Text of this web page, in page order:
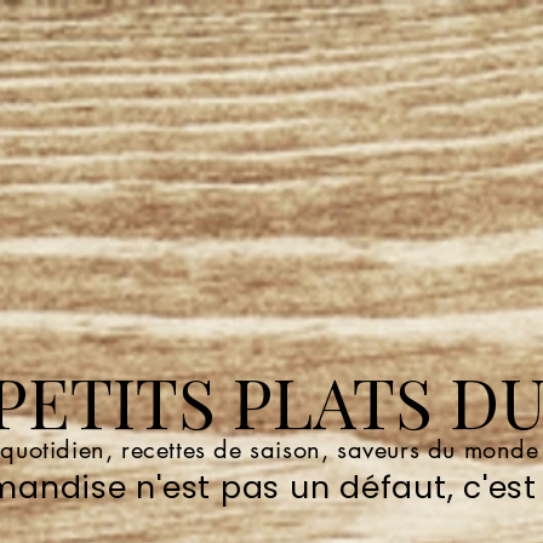
PLATS
recettes de saison, saveurs du
n'est pas un défaut,